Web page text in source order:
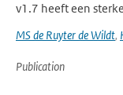
v1.7 heeft een
MS de Ruyter de Wildt,
Publication